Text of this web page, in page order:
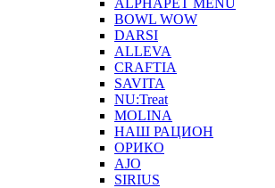
BOWL WOW
DARSI
ALLEVA
CRAFTIA
SAVITA
NU:Treat
MOLINA
НАШ РАЦИОН
ОРИКО
AJO
SIRIUS